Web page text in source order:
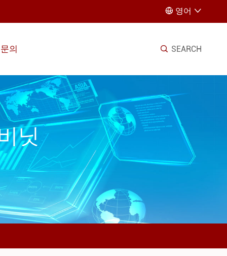
 영어 
문의  SEARCH
닛